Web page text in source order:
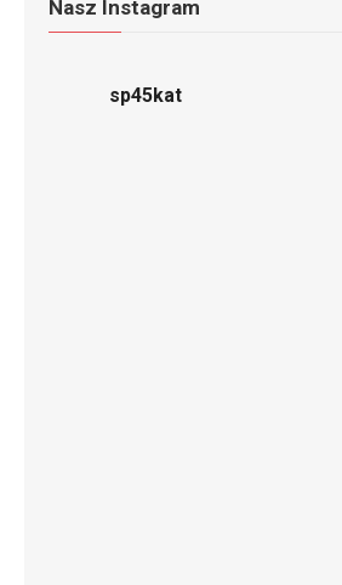
Nasz Instagram
sp45kat